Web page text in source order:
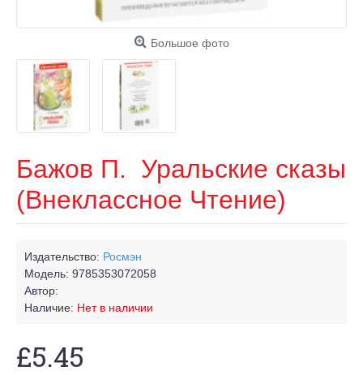
Большое фото
Бажов П. Уральские сказы
(Внеклассное Чтение)
Издательство: Росмэн
Модель: 9785353072058
Автор:
Наличие: Нет в наличии
£5.45